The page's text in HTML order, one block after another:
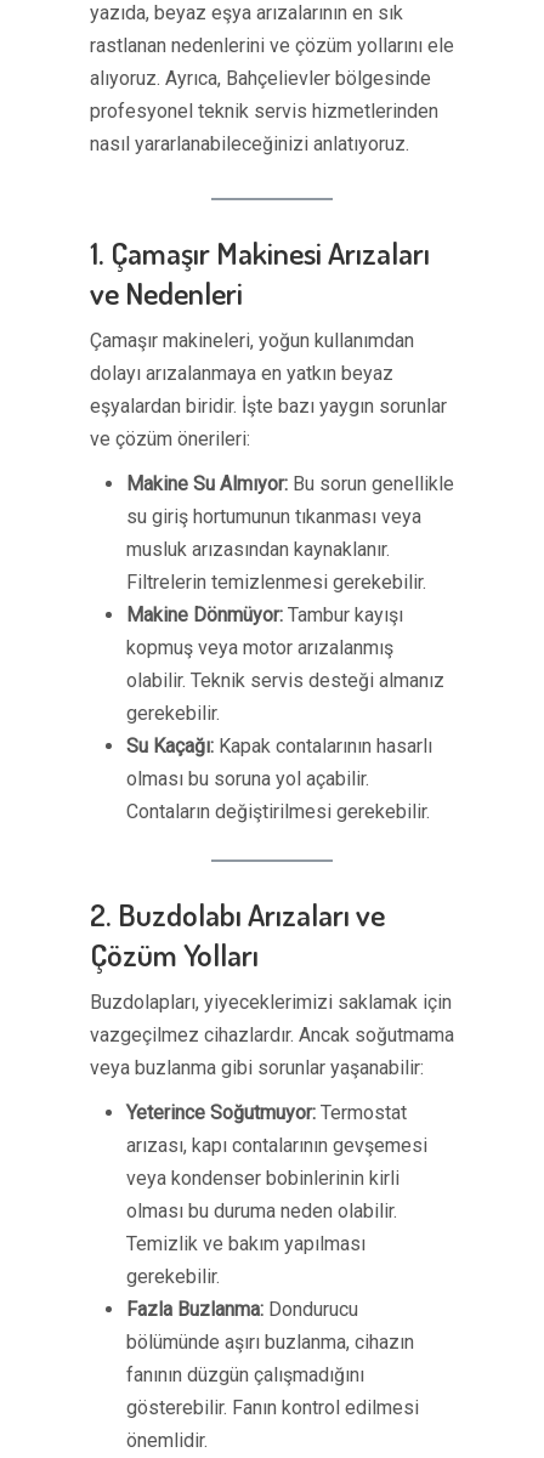
yazıda, beyaz eşya arızalarının en sık
rastlanan nedenlerini ve çözüm yollarını ele
alıyoruz. Ayrıca, Bahçelievler bölgesinde
profesyonel teknik servis hizmetlerinden
nasıl yararlanabileceğinizi anlatıyoruz.
1. Çamaşır Makinesi Arızaları
ve Nedenleri
Çamaşır makineleri, yoğun kullanımdan
dolayı arızalanmaya en yatkın beyaz
eşyalardan biridir. İşte bazı yaygın sorunlar
ve çözüm önerileri:
Makine Su Almıyor: Bu sorun genellikle
su giriş hortumunun tıkanması veya
musluk arızasından kaynaklanır.
Filtrelerin temizlenmesi gerekebilir.
Makine Dönmüyor: Tambur kayışı
kopmuş veya motor arızalanmış
olabilir. Teknik servis desteği almanız
gerekebilir.
Su Kaçağı: Kapak contalarının hasarlı
olması bu soruna yol açabilir.
Contaların değiştirilmesi gerekebilir.
2. Buzdolabı Arızaları ve
Çözüm Yolları
Buzdolapları, yiyeceklerimizi saklamak için
vazgeçilmez cihazlardır. Ancak soğutmama
veya buzlanma gibi sorunlar yaşanabilir:
Yeterince Soğutmuyor: Termostat
arızası, kapı contalarının gevşemesi
veya kondenser bobinlerinin kirli
olması bu duruma neden olabilir.
Temizlik ve bakım yapılması
gerekebilir.
Fazla Buzlanma: Dondurucu
bölümünde aşırı buzlanma, cihazın
fanının düzgün çalışmadığını
gösterebilir. Fanın kontrol edilmesi
önemlidir.